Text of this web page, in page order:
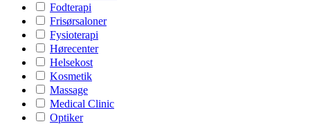
Fodterapi
Frisørsaloner
Fysioterapi
Hørecenter
Helsekost
Kosmetik
Massage
Medical Clinic
Optiker